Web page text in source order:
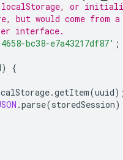
or
but would come from a
interface.
bc38-e7a43217df87' ;
)
{
.getItem(uuid
.parse(storedSession)